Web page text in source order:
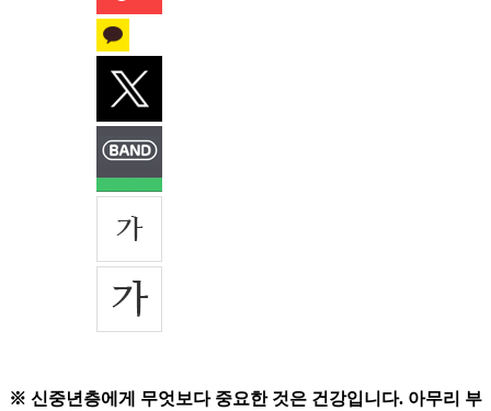
※ 신중년층에게 무엇보다 중요한 것은 건강입니다. 아무리 부